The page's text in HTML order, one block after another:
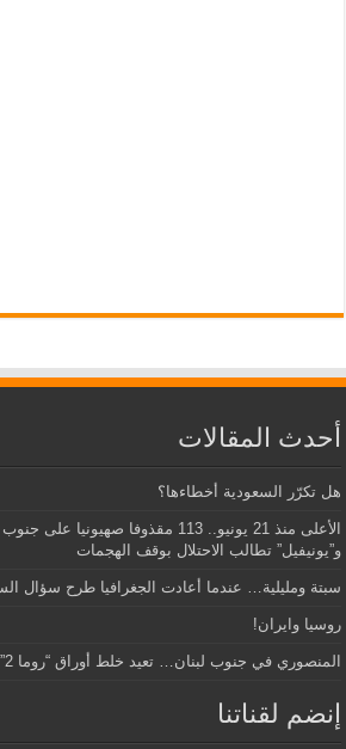
أحدث المقالات
هل تكرّر السعودية أخطاءها؟
الأعلى منذ 21 يونيو.. 113 مقذوفا صهيونيا
و”يونيفيل” تطالب الاحتلال بوقف الهجمات
سبتة ومليلية… عندما أعادت الجغرافيا طرح سؤال
روسيا وايران!
المنصوري في جنوب لبنان… تعيد خلط أوراق “روما 2”
إنضم لقناتنا